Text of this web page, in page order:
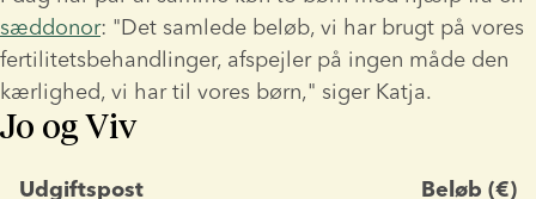
sæddonor: "Det samlede beløb, vi har brugt på vores
fertilitetsbehandlinger, afspejler på ingen måde den
kærlighed, vi har til vores børn," siger Katja.
Jo og Viv
Udgiftspost Beløb (€)